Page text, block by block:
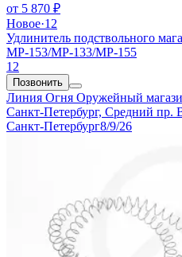
от 5 870 ₽
Новое·12
Удлинитель подствольного
МР-153/МР-133/МР-155
12
Позвонить
Линия Огня Оружейный
Санкт-Петербург, Средний
Санкт-Петербург8/9/26